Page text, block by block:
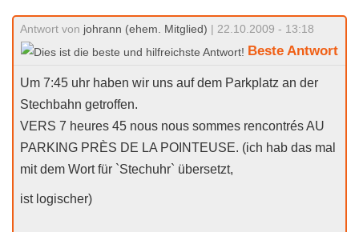
Antwort von johrann (ehem. Mitglied) | 22.10.2009 - 13:18
Beste Antwort
Um 7:45 uhr haben wir uns auf dem Parkplatz an der
Stechbahn getroffen.
VERS 7 heures 45 nous nous sommes rencontrés AU
PARKING PRÈS DE LA POINTEUSE. (ich hab das mal
mit dem Wort für `Stechuhr` übersetzt,
ist logischer)